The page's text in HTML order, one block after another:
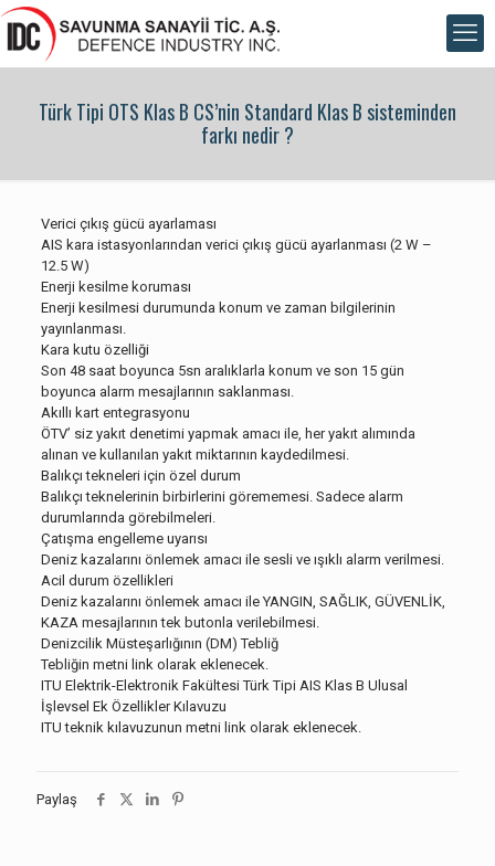
Türk Tipi OTS Klas B CS’nin Standard Klas B sisteminden
farkı nedir ?
Verici çıkış gücü ayarlaması
AIS kara istasyonlarından verici çıkış gücü ayarlanması (2 W –
12.5 W)
Enerji kesilme koruması
Enerji kesilmesi durumunda konum ve zaman bilgilerinin
yayınlanması.
Kara kutu özelliği
Son 48 saat boyunca 5sn aralıklarla konum ve son 15 gün
boyunca alarm mesajlarının saklanması.
Akıllı kart entegrasyonu
ÖTV’ siz yakıt denetimi yapmak amacı ile, her yakıt alımında
alınan ve kullanılan yakıt miktarının kaydedilmesi.
Balıkçı tekneleri için özel durum
Balıkçı teknelerinin birbirlerini görememesi. Sadece alarm
durumlarında görebilmeleri.
Çatışma engelleme uyarısı
Deniz kazalarını önlemek amacı ile sesli ve ışıklı alarm verilmesi.
Acil durum özellikleri
Deniz kazalarını önlemek amacı ile YANGIN, SAĞLIK, GÜVENLİK,
KAZA mesajlarının tek butonla verilebilmesi.
Denizcilik Müsteşarlığının (DM) Tebliğ
Tebliğin metni link olarak eklenecek.
ITU Elektrik-Elektronik Fakültesi Türk Tipi AIS Klas B Ulusal
İşlevsel Ek Özellikler Kılavuzu
ITU teknik kılavuzunun metni link olarak eklenecek.
Paylaş